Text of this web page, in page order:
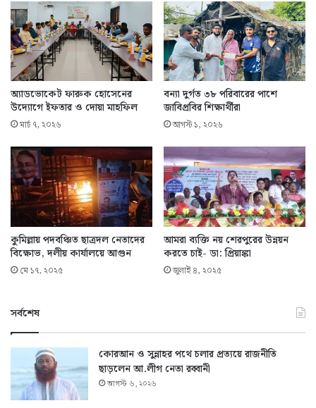
অ্যাডভোকেট ফারুক হোসেনের
উদ্যোগে ইফতার ও দোয়া মাহফিল
মার্চ ৭, ২০২৬
বন্যা দুর্গত ৩৮ পরিবারের পাশে
জাবিপ্রবির শিক্ষার্থীরা
আগস্ট ১, ২০২৬
কুমিল্লায় পদবঞ্চিত ছাত্রদল নেতাদের
বিক্ষোভ, দলীয় কার্যালয়ে আগুন
মে ১৭, ২০২৫
আমরা ব্যক্তি নয় শেরপুরের উন্নয়ন
করতে চাই- ডা: প্রিয়াঙ্কা
জুলাই ৪, ২০২৫
সর্বশেষ
কোরআন ও সুন্নাহর পথে চলার প্রত্যয়ে রাজনীতি
ছাড়লেন আ.লীগ নেতা রব্বানী
আগস্ট ৬, ২০২৬